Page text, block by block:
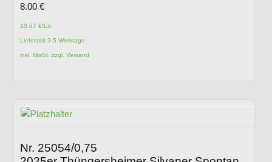
10.67 €/Ltr.
Lieferzeit 3-5 Werktage
inkl. MwSt. zzgl. Versand
8.00 €
Nr. 25054/0,75